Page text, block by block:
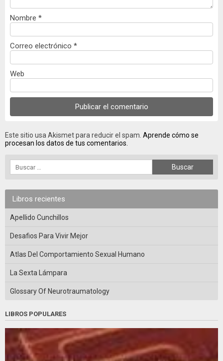
Nombre *
Correo electrónico *
Web
Este sitio usa Akismet para reducir el spam. Aprende cómo se
procesan los datos de tus comentarios.
Libros recientes
Apellido Cunchillos
Desafios Para Vivir Mejor
Atlas Del Comportamiento Sexual Humano
La Sexta Lámpara
Glossary Of Neurotraumatology
LIBROS POPULARES